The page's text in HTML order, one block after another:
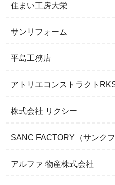
住まい工房大栄
サンリフォーム
平島工務店
アトリエコンストラクト
株式会社 リクシー
SANC FACTORY（サンクフ
アルファ 物産株式会社